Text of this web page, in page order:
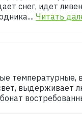
снег, идет
Читать
температурные,
выдерживает